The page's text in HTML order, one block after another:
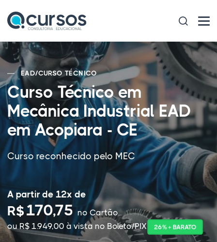
EAD/CURSO TÉCNICO
Curso Técnico em
Mecânica Industrial EAD
em Acopiara - CE
Curso reconhecido pelo MEC
A partir de 12x de
R$170,75 no Cartão
ou R$ 1.949,00 à vista no Boleto/PIX
26% + BARATO